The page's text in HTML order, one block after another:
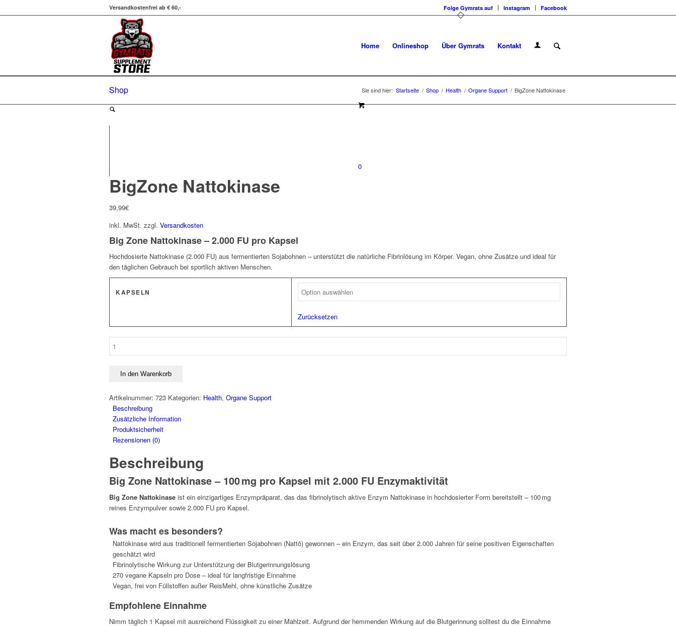
Folge Gymrats auf Instagram Facebook
Versandkostenfrei ab € 60,-
Home Onlineshop Über Gymrats Kontakt
0
Shop Sie sind hier: Startseite / Shop / Health / Organe Support / BigZone Nattokinase
BigZone Nattokinase
39,99€
inkl. MwSt. zzgl. Versandkosten
Big Zone Nattokinase – 2.000 FU pro Kapsel
Hochdosierte Nattokinase (2.000 FU) aus fermentierten Sojabohnen – unterstützt die natürliche Fibrinlösung im Körper. Vegan, ohne Zusätze und ideal für
den täglichen Gebrauch bei sportlich aktiven Menschen.
KAPSELN
Zurücksetzen
In den Warenkorb
Artikelnummer: 723 Kategorien: Health, Organe Support
Beschreibung
Zusätzliche Information
Produktsicherheit
Rezensionen (0)
Beschreibung
Big Zone Nattokinase – 100 mg pro Kapsel mit 2.000 FU Enzymaktivität
Big Zone Nattokinase ist ein einzigartiges Enzympräparat, das das fibrinolytisch aktive Enzym Nattokinase in hochdosierter Form bereitstellt – 100 mg
reines Enzympulver sowie 2.000 FU pro Kapsel.
Was macht es besonders?
Nattokinase wird aus traditionell fermentierten Sojabohnen (Nattō) gewonnen – ein Enzym, das seit über 2.000 Jahren für seine positiven Eigenschaften
geschätzt wird
Fibrinolytische Wirkung zur Unterstützung der Blutgerinnungslösung
270 vegane Kapseln pro Dose – ideal für langfristige Einnahme
Vegan, frei von Füllstoffen außer ReisMehl, ohne künstliche Zusätze
Empfohlene Einnahme
Nimm täglich 1 Kapsel mit ausreichend Flüssigkeit zu einer Mahlzeit. Aufgrund der hemmenden Wirkung auf die Blutgerinnung solltest du die Einnahme